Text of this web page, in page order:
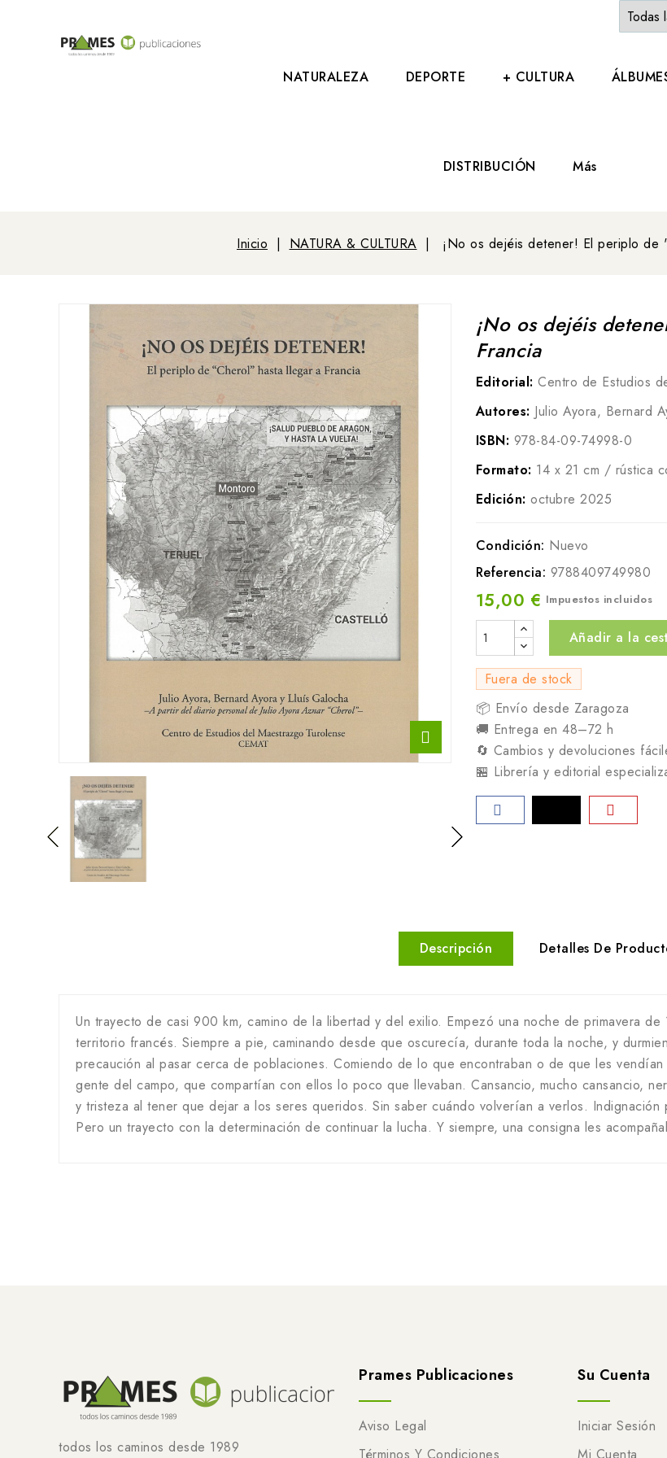
NATURALEZA DEPORTE + CULTURA
DISTRIBUCIÓN Más
Inicio NATURA & CULTURA ¡No os dejéis detener! El periplo de
¡No os dejéis
Francia
Editorial: Centro de Estudios
Autores: Julio Ayora, Bernard
ISBN: 978-84-09-74998-0
Formato: 14 x 21 cm / rústica
Edición: octubre 2025
Condición: Nuevo
Referencia: 9788409749980
15,00 € Impuestos incluidos
Añadir a la
Fuera de stock
📦 Envío desde Zaragoza
🚚 Entrega en 48–72 h
🔄 Cambios y devoluciones
🏪 Librería y editorial
Descripción Detalles De
Un trayecto de casi 900 km, camino de la libertad y del exilio. Empezó una noche de primavera
territorio francés. Siempre a pie, caminando desde que oscurecía, durante toda la noche, y
precaución al pasar cerca de poblaciones. Comiendo de lo que encontraban o de que les
gente del campo, que compartían con ellos lo poco que llevaban. Cansancio, mucho cansancio,
y tristeza al tener que dejar a los seres queridos. Sin saber cuándo volverían a verlos.
Pero un trayecto con la determinación de continuar la lucha. Y siempre, una consigna les
todos los caminos desde 1989
Prames Publicaciones
Aviso Legal
Su Cuenta
Iniciar Sesión